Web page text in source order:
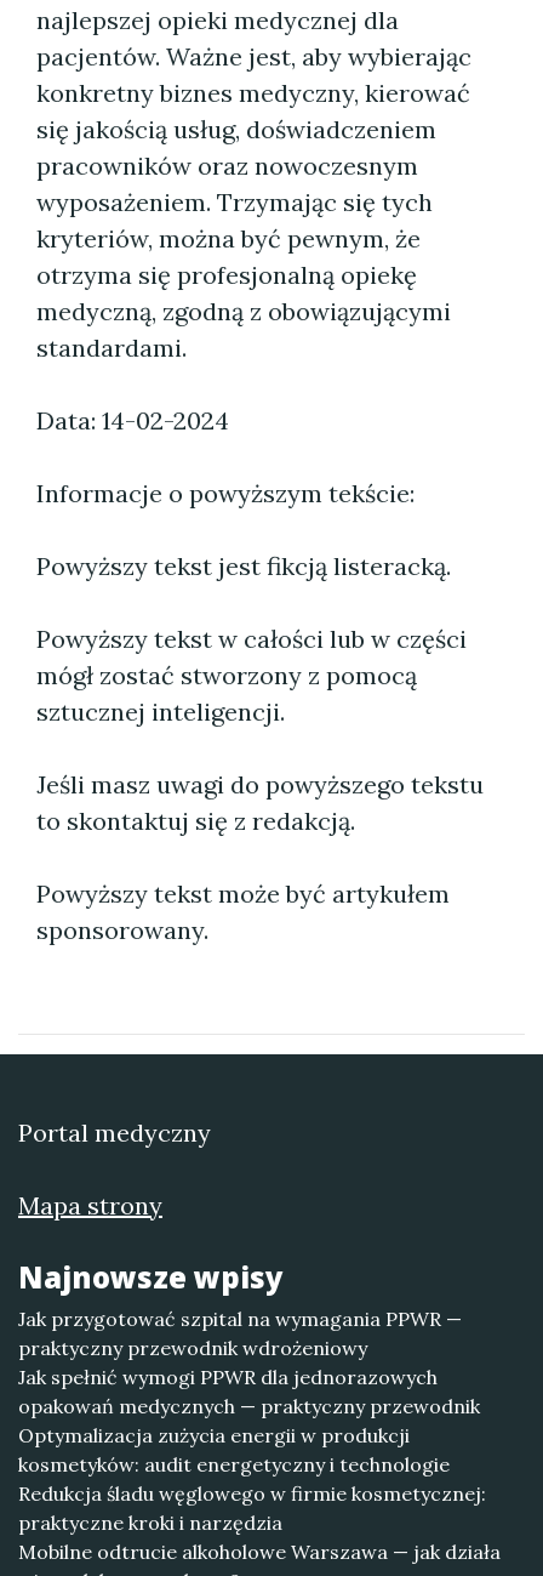
najlepszej opieki medycznej dla
pacjentów. Ważne jest, aby wybierając
konkretny biznes medyczny, kierować
się jakością usług, doświadczeniem
pracowników oraz nowoczesnym
wyposażeniem. Trzymając się tych
kryteriów, można być pewnym, że
otrzyma się profesjonalną opiekę
medyczną, zgodną z obowiązującymi
standardami.
Data: 14-02-2024
Informacje o powyższym tekście:
Powyższy tekst jest fikcją listeracką.
Powyższy tekst w całości lub w części
mógł zostać stworzony z pomocą
sztucznej inteligencji.
Jeśli masz uwagi do powyższego tekstu
to skontaktuj się z redakcją.
Powyższy tekst może być artykułem
sponsorowany.
Portal medyczny
Mapa strony
Najnowsze wpisy
Jak przygotować szpital na wymagania PPWR —
praktyczny przewodnik wdrożeniowy
Jak spełnić wymogi PPWR dla jednorazowych
opakowań medycznych — praktyczny przewodnik
Optymalizacja zużycia energii w produkcji
kosmetyków: audit energetyczny i technologie
Redukcja śladu węglowego w firmie kosmetycznej:
praktyczne kroki i narzędzia
Mobilne odtrucie alkoholowe Warszawa — jak działa